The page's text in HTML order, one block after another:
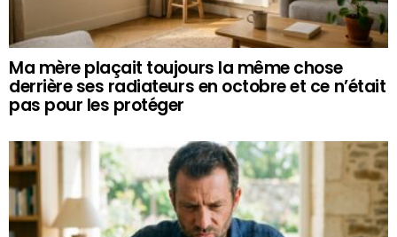
Ma mère plaçait toujours la même chose
derrière ses radiateurs en octobre et ce n’était
pas pour les protéger